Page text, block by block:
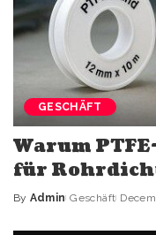
GESCHÄFT
Warum
für
By Admin Geschäft